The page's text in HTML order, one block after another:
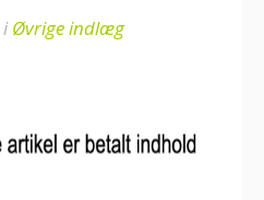
iØvrige indlæg